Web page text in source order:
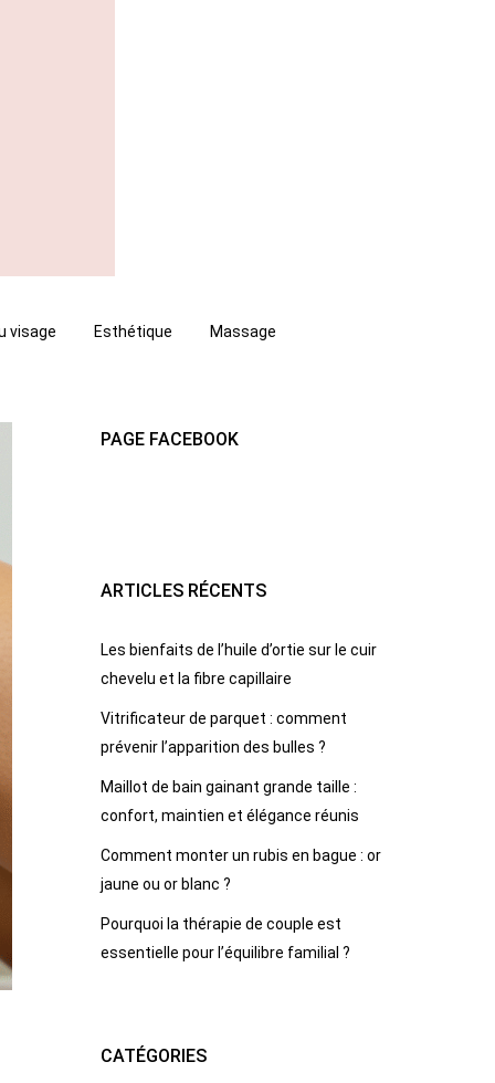
visage Esthétique Massage
PAGE FACEBOOK
ARTICLES RÉCENTS
Les bienfaits de l’huile d’ortie sur le cuir
chevelu et la fibre capillaire
Vitrificateur de parquet : comment
prévenir l’apparition des bulles ?
Maillot de bain gainant grande taille :
confort, maintien et élégance réunis
Comment monter un rubis en bague : or
jaune ou or blanc ?
Pourquoi la thérapie de couple est
essentielle pour l’équilibre familial ?
CATÉGORIES